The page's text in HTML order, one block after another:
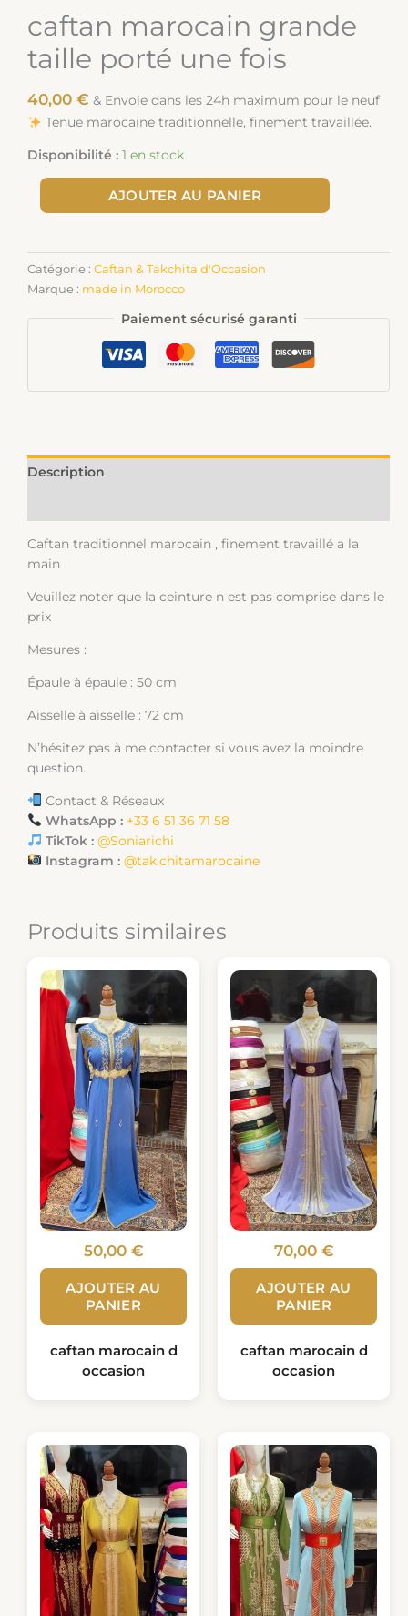
caftan marocain grande
taille porté une fois
40,00 € & Envoie dans les 24h maximum pour le neuf
Tenue marocaine traditionnelle, finement travaillée.
Disponibilité : 1 en stock
AJOUTER AU PANIER
Catégorie : Caftan & Takchita d'Occasion
Marque : made in Morocco
Paiement sécurisé garanti
Description
Caftan traditionnel marocain , finement travaillé a la
main
Veuillez noter que la ceinture n est pas comprise dans le
prix
Mesures :
Épaule à épaule : 50 cm
Aisselle à aisselle : 72 cm
N’hésitez pas à me contacter si vous avez la moindre
question.
Contact & Réseaux
WhatsApp : +33 6 51 36 71 58
TikTok : @Soniarichi
Instagram : @tak.chitamarocaine
Produits similaires
50,00 €
AJOUTER AU
PANIER
caftan marocain d
occasion
70,00 €
AJOUTER AU
PANIER
caftan marocain d
occasion